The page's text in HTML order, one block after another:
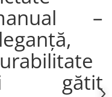
–
gătit